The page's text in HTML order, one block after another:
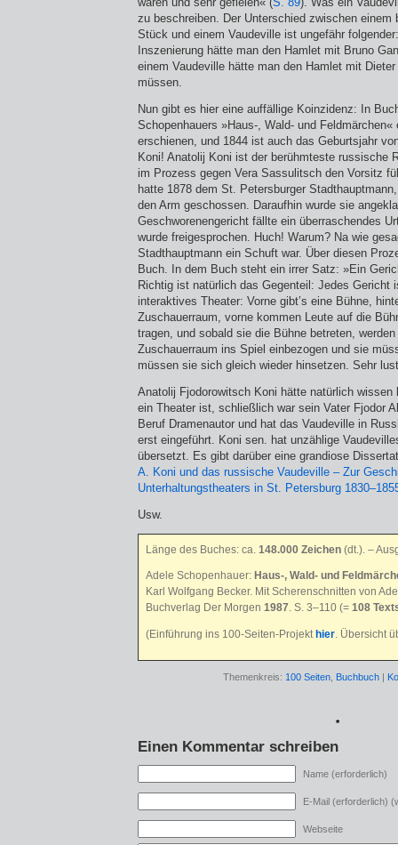
zu beschreiben. Der Unterschied zwischen einem
Stück und einem Vaudeville ist ungefähr
Inszenierung hätte man den Hamlet mit Bruno
einem Vaudeville hätte man den Hamlet mit
müssen.
Nun gibt es hier eine auffällige Koinzidenz: In
Schopenhauers »Haus-, Wald- und
erschienen, und 1844 ist auch das Geburtsjahr
Koni! Anatolij Koni ist der berühmteste russische
im Prozess gegen Vera Sassulitsch den Vorsitz
hatte 1878 dem St. Petersburger
den Arm geschossen. Daraufhin wurde sie
Geschworenengericht fällte ein überraschendes
wurde freigesprochen. Huch! Warum? Na wie
Stadthauptmann ein Schuft war. Über diesen
Buch. In dem Buch steht ein irrer Satz: »Ein
Richtig ist natürlich das Gegenteil: Jedes Gericht
interaktives Theater: Vorne gibt’s eine Bühne,
Zuschauerraum, vorne kommen Leute auf die
tragen, und sobald sie die Bühne betreten,
Zuschauerraum ins Spiel einbezogen und sie
müssen sie sich gleich wieder hinsetzen. Sehr
Anatolij Fjodorowitsch Koni hätte natürlich
ein Theater ist, schließlich war sein Vater Fjodor
Beruf Dramenautor und hat das Vaudeville in
erst eingeführt. Koni sen. hat unzählige
übersetzt. Es gibt darüber eine grandiose
A. Koni und das russische Vaudeville – Zur
Unterhaltungstheaters in St. Petersburg
Usw.
Länge des Buches: ca. 148.000 Zeichen (dt.). –
Adele Schopenhauer: Haus-, Wald- und
Karl Wolfgang Becker. Mit Scherenschnitten von
Buchverlag Der Morgen 1987 . S. 3–110 (= 108
(Einführung ins 100-Seiten-Projekt hier . Übersicht
Themenkreis: 100 Seiten Buchbuch |
*
Einen Kommentar schreiben
Name (erforderlich)
E-Mail (erforderlich)
Webseite